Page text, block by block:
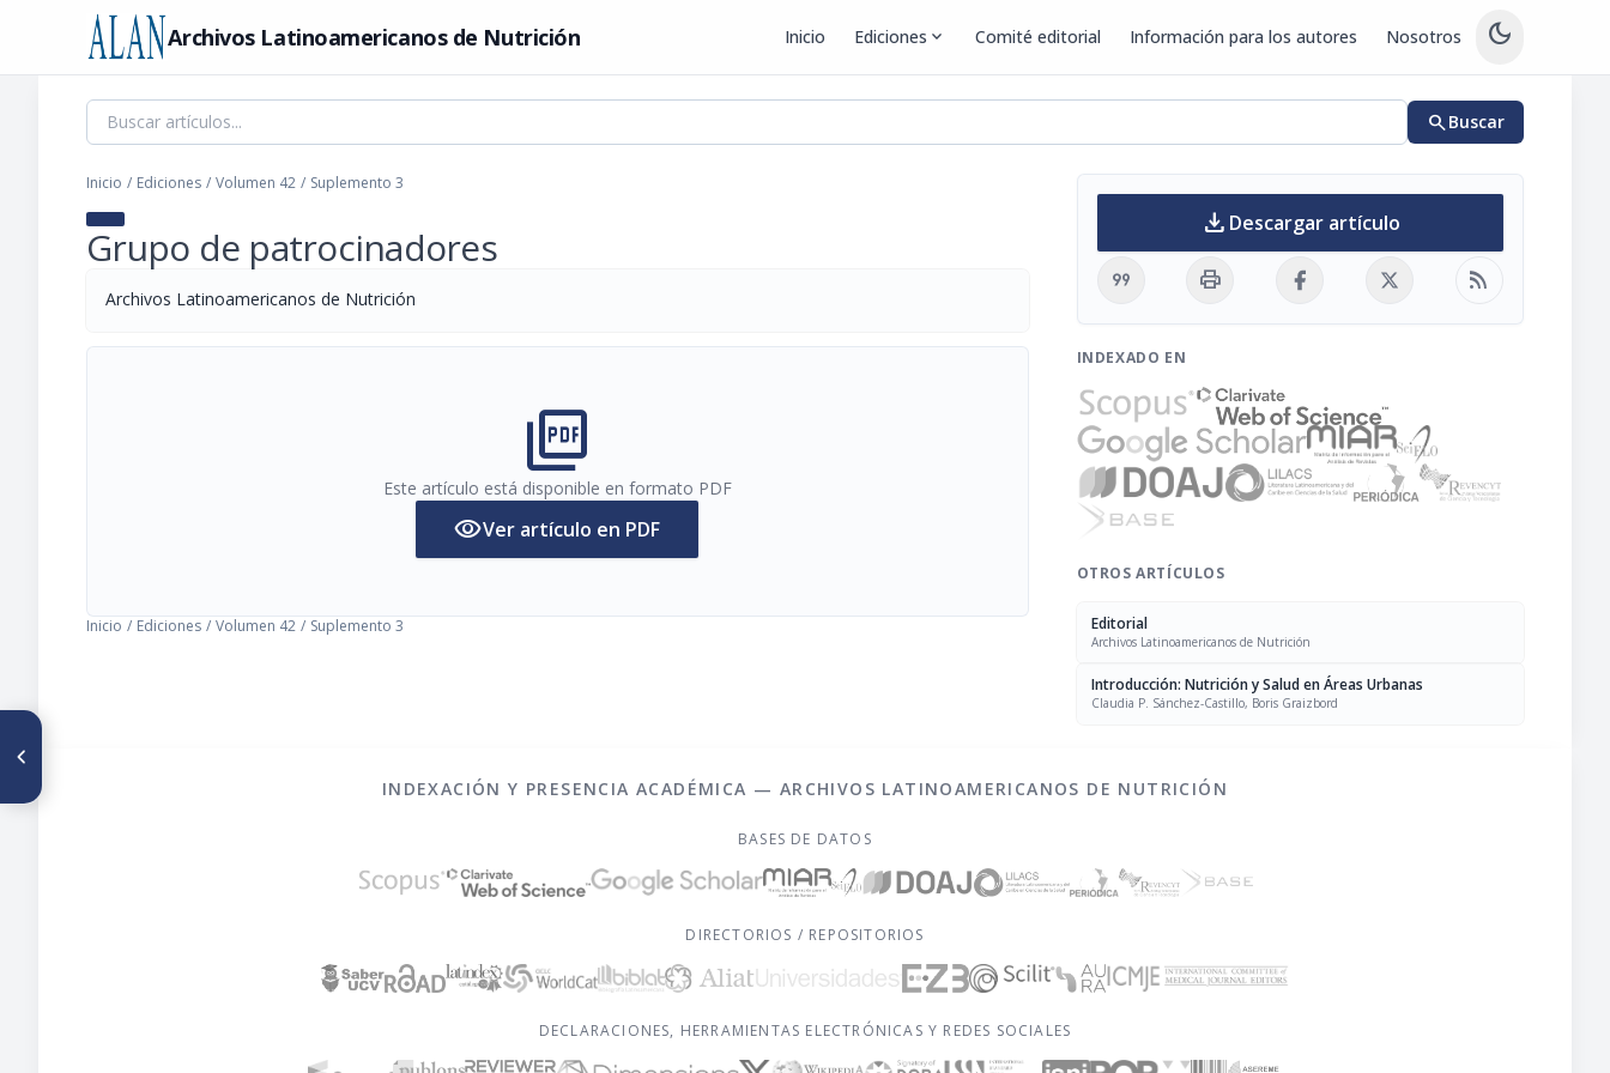
Archivos Latinoamericanos de Nutrición Inicio Ediciones expand_more Comité editorial Información para los autores Nosotros dark_mode
searchBuscar
Inicio / Ediciones / Volumen 42 / Suplemento 3
Grupo de patrocinadores
Archivos Latinoamericanos de Nutrición
picture_as_pdf
Este artículo está disponible en formato PDF
visibilityVer artículo en PDF
Inicio / Ediciones / Volumen 42 / Suplemento 3
download Descargar artículo
format_quote print rss_feed
INDEXADO EN
OTROS ARTÍCULOS
Editorial
Archivos Latinoamericanos de Nutrición
Introducción: Nutrición y Salud en Áreas Urbanas
Claudia P. Sánchez-Castillo, Boris Graizbord
INDEXACIÓN Y PRESENCIA ACADÉMICA — ARCHIVOS LATINOAMERICANOS DE NUTRICIÓN
BASES DE DATOS
DIRECTORIOS / REPOSITORIOS
DECLARACIONES, HERRAMIENTAS ELECTRÓNICAS Y REDES SOCIALES